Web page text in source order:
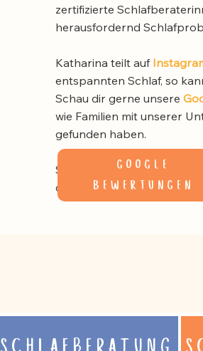
zertifizierte
herausfordernd
Katharina teilt auf
entspannten Schlaf, so
Schau dir gerne unsere
wie Familien mit unserer
gefunden haben.
Schick uns einfach eine
dir ehrlich, ob eine
google
bewertungen